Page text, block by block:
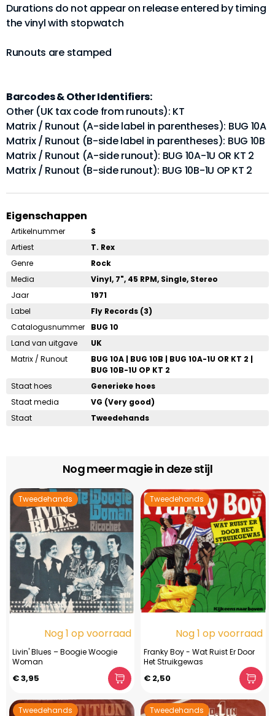
Durations do not appear on release entered by timing
the vinyl with stopwatch
Runouts are stamped
Barcodes & Other Identifiers:
Other (UK tax code from runouts): KT
Matrix / Runout (A-side label in parentheses): BUG 10A
Matrix / Runout (B-side label in parentheses): BUG 10B
Matrix / Runout (A-side runout): BUG 10A-1U OR KT 2
Matrix / Runout (B-side runout): BUG 10B-1U OP KT 2
Eigenschappen
Artikelnummer
S
Artiest
T. Rex
Genre
Rock
Media
Vinyl, 7", 45 RPM, Single, Stereo
Jaar
1971
Label
Fly Records (3)
Catalogusnummer
BUG 10
Land van uitgave
UK
Matrix / Runout
BUG 10A | BUG 10B | BUG 10A-1U OR KT 2 |
BUG 10B-1U OP KT 2
Staat hoes
Generieke hoes
Staat media
VG (Very good)
Staat
Tweedehands
Nog meer magie in deze stijl
Tweedehands
Nog 1 op voorraad
Livin' Blues – Boogie Woogie
Woman
€ 3,95
Tweedehands
Nog 1 op voorraad
Franky Boy - Wat Ruist Er Door
Het Struikgewas
€ 2,50
Tweedehands Tweedehands